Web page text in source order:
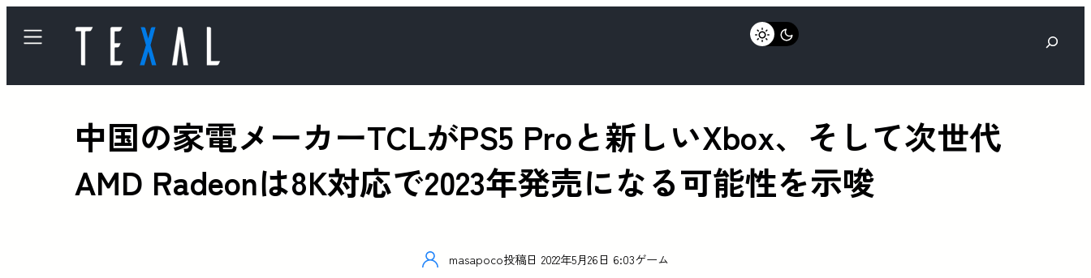
検
中国の家電メーカーTCLがPS5 Proと新しいXbox、そして次世代
AMD Radeonは8K対応で2023年発売になる可能性を示唆
masapoco投稿日 2022年5月26日 6:03ゲーム